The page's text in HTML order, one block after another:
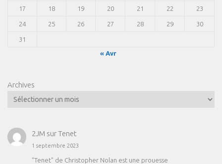
17 18 19 20 21 22 23
24 25 26 27 28 29 30
31
« Avr
Archives
2JM surTenet
1 septembre 2023
"Tenet" de Christopher Nolan est une prouesse